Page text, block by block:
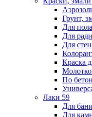
Грунт,
Для пола
Для
Для
Краска
По
Лаки 59
Для
Для